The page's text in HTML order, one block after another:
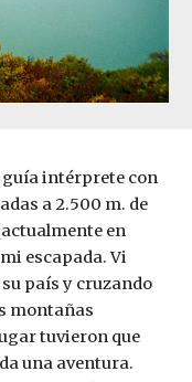
guía intérprete con
a 2.500 m. de
en
escapada. Vi
país y cruzando
montañas
tuvieron que
una aventura.